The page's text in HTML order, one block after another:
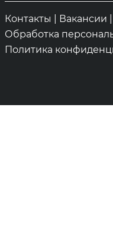
Контакты Вакансии
Обработка
Политика